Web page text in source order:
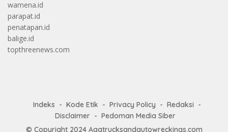
wamena.id
parapat.id
penatapan.id
balige.id
topthreenews.com
Indeks Kode Etik Privacy Policy
Redaksi
Disclaimer
Pedoman Media Siber
© Copyright 2024 Aaatrucksandautowreckings.com